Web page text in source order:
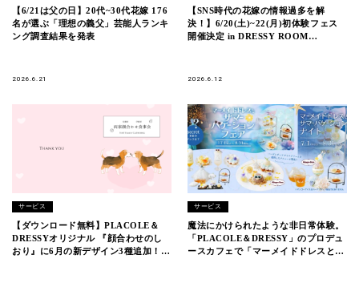
【6/21は父の日】20代~30代花嫁 176
名が選ぶ「理想の義父」芸能人ランキ
ング調査結果を発表
2026.6.21
【SNS時代の花嫁の情報過多を解
決！】6/20(土)~22(月)初体験フェス
開催決定 in DRESSY ROOM
2026.6.12
サービス
【ダウンロード無料】PLACOLE＆
DRESSYオリジナル 『顔合わせのし
おり』に6月の新デザイン3種追加！名
サービス
魔法にかけられたような非日常体験。
「PLACOLE＆DRESSY」のプロデュ
ースカフェで「マーメイドドレスとサ